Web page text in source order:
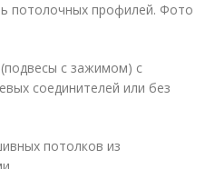
потолочных профилей. Фото
с зажимом) с
соединителей или без
потолков из